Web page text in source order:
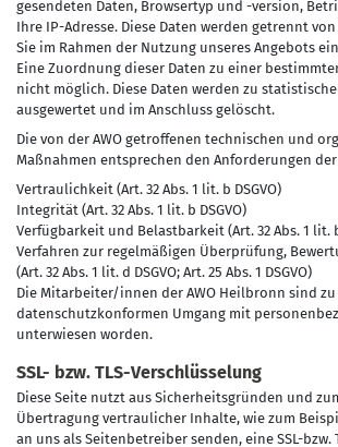
gesendeten Daten, Browsertyp und -version,
Ihre IP-Adresse. Diese Daten werden getrennt
Sie im Rahmen der Nutzung unseres Angebots
Eine Zuordnung dieser Daten zu einer
nicht möglich. Diese Daten werden zu
ausgewertet und im Anschluss gelöscht.
Die von der AWO getroffenen technischen und
Maßnahmen entsprechen den Anforderungen der
Vertraulichkeit (Art. 32 Abs. 1 lit. b DSGVO)
Integrität (Art. 32 Abs. 1 lit. b DSGVO)
Verfügbarkeit und Belastbarkeit (Art. 32 Abs. 1 lit. b
Verfahren zur regelmäßigen Überprüfung,
(Art. 32 Abs. 1 lit. d DSGVO; Art. 25 Abs. 1 DSGVO)
Die Mitarbeiter/innen der AWO Heilbronn sind zu
datenschutzkonformen Umgang mit
unterwiesen worden.
SSL- bzw. TLS-Verschlüsselung
Diese Seite nutzt aus Sicherheitsgründen und
Übertragung vertraulicher Inhalte, wie zum
an uns als Seitenbetreiber senden, eine SSL-bzw.